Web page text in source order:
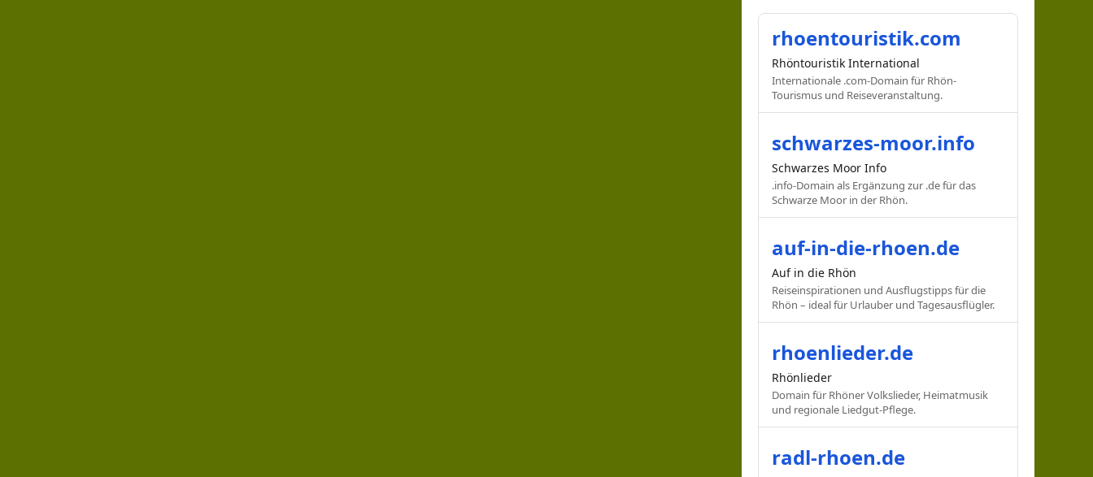
rhoentouristik.com
Rhöntouristik International
Internationale .com-Domain für Rhön-
Tourismus und Reiseveranstaltung.
schwarzes-moor.info
Schwarzes Moor Info
.info-Domain als Ergänzung zur .de für das
Schwarze Moor in der Rhön.
auf-in-die-rhoen.de
Auf in die Rhön
Reiseinspirationen und Ausflugstipps für die
Rhön – ideal für Urlauber und Tagesausflügler.
rhoenlieder.de
Rhönlieder
Domain für Rhöner Volkslieder, Heimatmusik
und regionale Liedgut-Pflege.
radl-rhoen.de